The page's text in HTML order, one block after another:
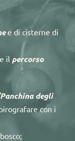
e di cisterne di
il percorso
degli
con i